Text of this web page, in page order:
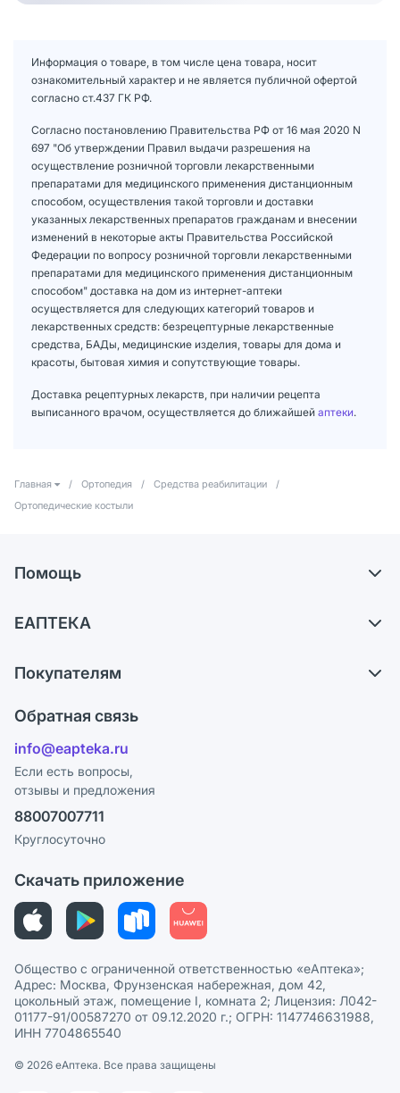
Информация о товаре, в том числе цена товара, носит
ознакомительный характер и не является публичной офертой
согласно ст.437 ГК РФ.
Согласно постановлению Правительства РФ от 16 мая 2020 N
697 "Об утверждении Правил выдачи разрешения на
осуществление розничной торговли лекарственными
препаратами для медицинского применения дистанционным
способом, осуществления такой торговли и доставки
указанных лекарственных препаратов гражданам и внесении
изменений в некоторые акты Правительства Российской
Федерации по вопросу розничной торговли лекарственными
препаратами для медицинского применения дистанционным
способом" доставка на дом из интернет-аптеки
осуществляется для следующих категорий товаров и
лекарственных средств: безрецептурные лекарственные
средства, БАДы, медицинские изделия, товары для дома и
красоты, бытовая химия и сопутствующие товары.
Доставка рецептурных лекарств, при наличии рецепта
выписанного врачом, осуществляется до ближайшей аптеки.
Главная / Ортопедия / Средства реабилитации
/
Ортопедические костыли
Помощь
Самовывоз из аптек
Ответы на вопросы
Блог
ЕАПТЕКА
Карьера
Поставщики
Лицензия
Реклама на сайте
Ваши товары на ЕАПТЕКЕ
Покупателям
Программа СберСпасибо
Политика конфиденциальности
Пользовательское соглашение
Политика рекомендаций
Этика и соответствие
Политика в отношении обработки персональных данных
Обратная связь
info@eapteka.ru
Если есть вопросы,
отзывы и предложения
88007007711
Круглосуточно
Скачать приложение
Общество с ограниченной ответственностью «еАптека»;
Адрес: Москва, Фрунзенская набережная, дом 42,
цокольный этаж, помещение I, комната 2; Лицензия: Л042-
01177-91/00587270 от 09.12.2020 г.; ОГРН: 1147746631988,
ИНН 7704865540
© 2026 eАптека. Все права защищены